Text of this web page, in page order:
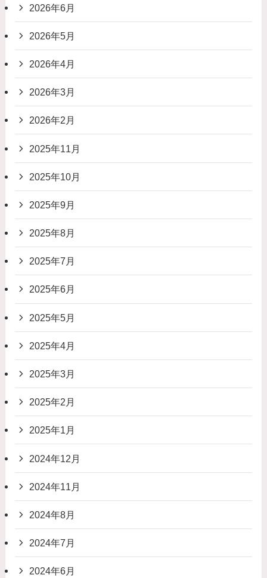
2026年6月
2026年5月
2026年4月
2026年3月
2026年2月
2025年11月
2025年10月
2025年9月
2025年8月
2025年7月
2025年6月
2025年5月
2025年4月
2025年3月
2025年2月
2025年1月
2024年12月
2024年11月
2024年8月
2024年7月
2024年6月